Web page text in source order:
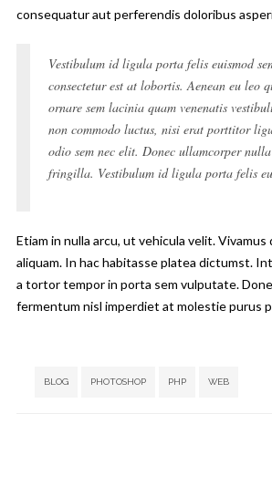
consequatur aut perferendis doloribus
Vestibulum id ligula porta felis euismod
consectetur est at lobortis. Aenean eu leo
ornare sem lacinia quam venenatis
non commodo luctus, nisi erat porttitor
odio sem nec elit. Donec ullamcorper
fringilla. Vestibulum id ligula porta felis
Etiam in nulla arcu, ut vehicula velit.
aliquam. In hac habitasse platea dictumst.
a tortor tempor in porta sem vulputate.
fermentum nisl imperdiet at molestie purus
BLOG PHOTOSHOP PHP WEB